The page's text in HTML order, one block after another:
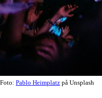
Foto: Pablo Heimplatz på Unsplash